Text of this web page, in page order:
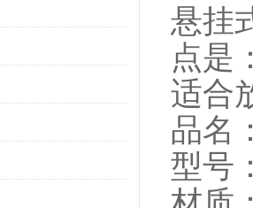
悬挂
点是
适合
品名
型号